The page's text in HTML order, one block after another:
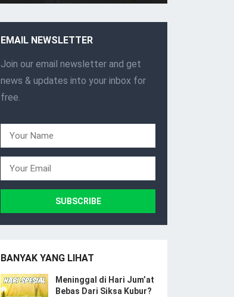
EMAIL NEWSLETTER
Join our email newsletter and get
news & updates into your inbox for
free.
BANYAK YANG LIHAT
Meninggal di Hari Jum’at
Bebas Dari Siksa Kubur?